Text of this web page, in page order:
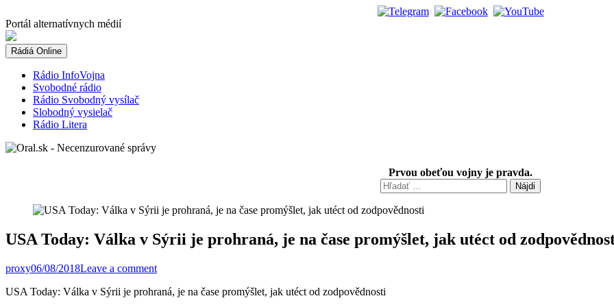
to
content
Portál alternatívnych médií
Rádiá Online
Rádio InfoVojna
Svobodné rádio
Rádio Svobodný vysílač
Slobodný vysielač
Rádio Litera
Prvou obeťou vojny je pravda.
Hľadať:
USA Today: Válka v Sýrii je prohraná, je na čase promýšlet, jak utéct od
proxy06/08/2018Leave a comment
USA Today: Válka v Sýrii je prohraná, je na čase promýšlet, jak utéct od zodpovědnosti